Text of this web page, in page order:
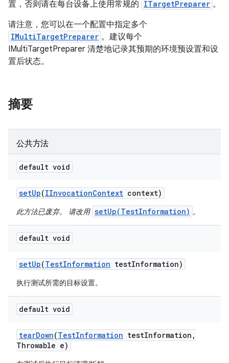
置，否则请在每台设备上使用常规的 ITargetPreparer 。
请注意，您可以在一个配置中指定多个
IMultiTargetPreparer 。建议每个
IMultiTargetPreparer 清楚地记录其预期的环境预设置和设
置后状态。
摘要
公共方法
default void
setUp(IInvocationContext context)
此方法已废弃。 请改用 setUp(TestInformation) 。
default void
setUp(TestInformation testInformation)
执行测试所需的目标设置。
default void
tearDown(TestInformation testInformation ,
Throwable e)